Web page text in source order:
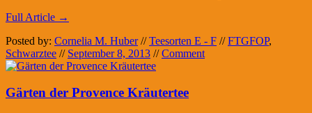
Full Article →
Posted by: Cornelia M. Huber // Teesorten E - F // FTGFOP,
Schwarztee // September 8, 2013 //Comment
Gärten der Provence Kräutertee